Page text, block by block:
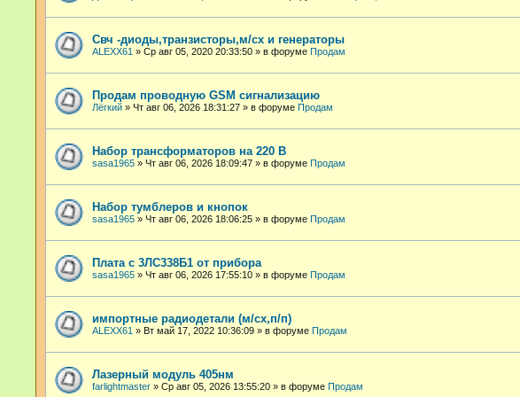
Свч -диоды,транзисторы,м/сх и генераторы
ALEXX61 » Ср авг 05, 2020 20:33:50 » в форуме Продам
Продам проводную GSM сигнализацию
Лёгкий » Чт авг 06, 2026 18:31:27 » в форуме Продам
Набор трансформаторов на 220 В
sasa1965 » Чт авг 06, 2026 18:09:47 » в форуме Продам
Набор тумблеров и кнопок
sasa1965 » Чт авг 06, 2026 18:06:25 » в форуме Продам
Плата с 3ЛС338Б1 от прибора
sasa1965 » Чт авг 06, 2026 17:55:10 » в форуме Продам
импортные радиодетали (м/сх,п/п)
ALEXX61 » Вт май 17, 2022 10:36:09 » в форуме Продам
Лазерный модуль 405нм
farlightmaster » Ср авг 05, 2026 13:55:20 » в форуме Продам